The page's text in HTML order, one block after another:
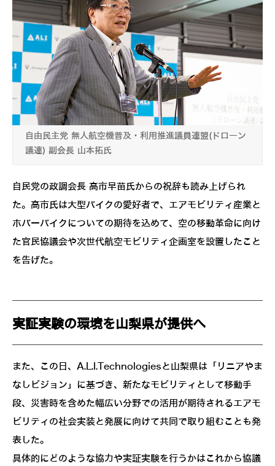
自由民主党 無人航空機普及・利用推進議員連盟(ドローン
議連) 副会長 山本拓氏
自民党の政調会長 高市早苗氏からの祝辞も読み上げられ
た。高市氏は大型バイクの愛好者で、エアモビリティ産業と
ホバーバイクについての期待を込めて、空の移動革命に向け
た官民協議会や次世代航空モビリティ企画室を設置したこと
を告げた。
実証実験の環境を山梨県が提供へ
また、この日、A.L.I.Technologiesと山梨県は「リニアやま
なしビジョン」に基づき、新たなモビリティとして移動手
段、災害時を含めた幅広い分野での活用が期待されるエアモ
ビリティの社会実装と発展に向けて共同で取り組むことも発
表した。
具体的にどのような協力や実証実験を行うかはこれから協議